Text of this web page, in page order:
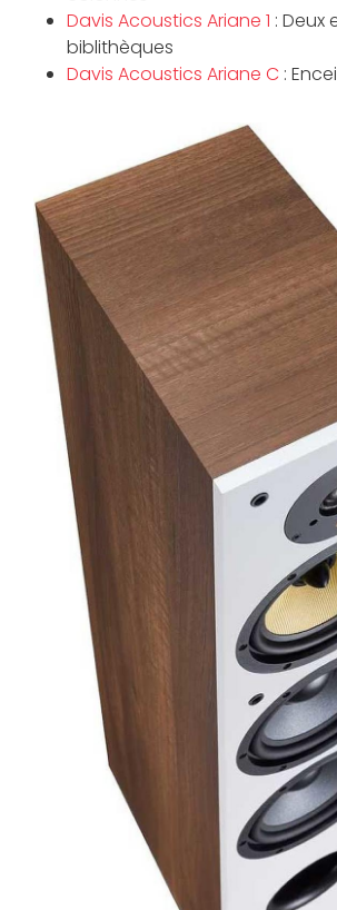
Davis Acoustics Ariane 1 : Deux
biblithèques
Davis Acoustics Ariane C :